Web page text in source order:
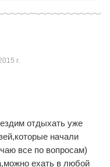
г.
отдыхать уже
начали
все по вопросам)
ехать в любой